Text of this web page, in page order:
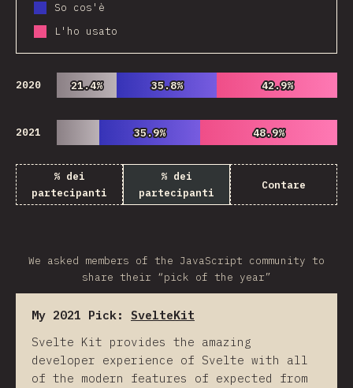
So cos'è
L'ho usato
2020 21.4%
21.4% 35.8%
35.8% 42.9%
42.9%
2021 35.9%
35.9% 48.9%
48.9%
% dei
partecipanti
% dei
partecipanti
Contare
We asked members of the JavaScript community to
share their “pick of the year”
My 2021 Pick: SvelteKit
Svelte Kit provides the amazing
developer experience of Svelte with all
of the modern features of expected from